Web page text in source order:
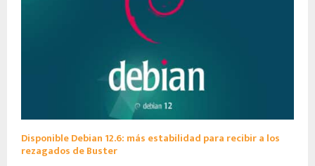
Disponible Debian 12.6: más estabilidad para recibir a los
rezagados de Buster